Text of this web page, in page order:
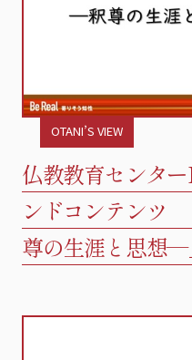
OTANI’S VIEW
仏教教育センタ
ンドコンテンツ
尊の生涯と思想—